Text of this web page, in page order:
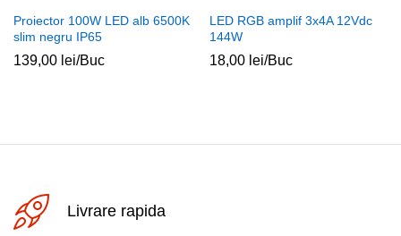
Proiector 100W LED alb 6500K
slim negru IP65
139,00 lei/Buc
LED RGB amplif 3x4A 12Vdc
144W
18,00 lei/Buc
Livrare rapida